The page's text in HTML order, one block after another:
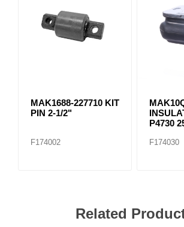
MAK1688-227710 KIT
PIN 2-1/2"
F174002
P4730
F174030
Related